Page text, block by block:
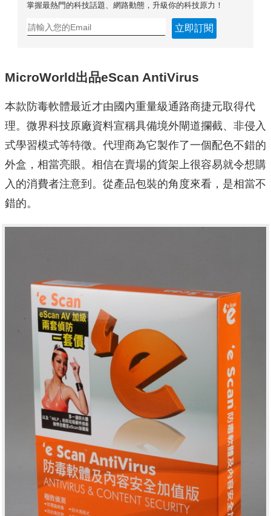
掌握最熱門的科技話題、網路動態，升級你的科技原力！
立即訂閱
MicroWorld出品eScan AntiVirus
本款防毒軟體最近才由國內重量級通路商捷元取得代
理。微界科技原廠資料宣稱具備境外閘道攔截、非侵入
式學習模式等特徵。代理商為它製作了一個配色不錯的
外盒，相當亮眼。相信在賣場的貨架上很容易就令想購
入的消費者注意到。從產品包裝的角度來看，是相當不
錯的。